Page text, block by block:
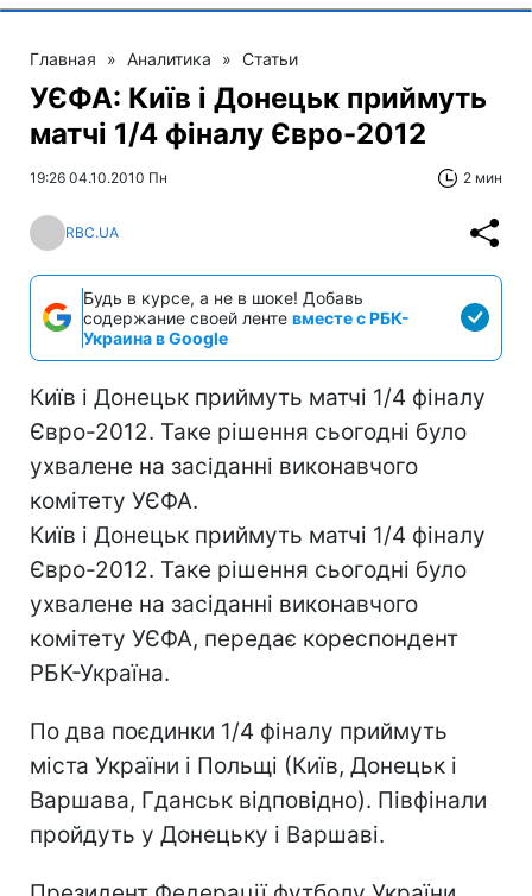
Главная » Аналитика » Статьи
УЄФА: Київ і Донецьк приймуть
матчі 1/4 фіналу Євро-2012
19:26 04.10.2010 Пн 2 мин
RBC.UA
Будь в курсе, а не в шоке! Добавь
содержание своей ленте вместе с РБК-
Украина в Google
Київ і Донецьк приймуть матчі 1/4 фіналу
Євро-2012. Таке рішення сьогодні було
ухвалене на засіданні виконавчого
комітету УЄФА.
Київ і Донецьк приймуть матчі 1/4 фіналу
Євро-2012. Таке рішення сьогодні було
ухвалене на засіданні виконавчого
комітету УЄФА, передає кореспондент
РБК-Україна.
По два поєдинки 1/4 фіналу приймуть
міста України і Польщі (Київ, Донецьк і
Варшава, Гданськ відповідно). Півфінали
пройдуть у Донецьку і Варшаві.